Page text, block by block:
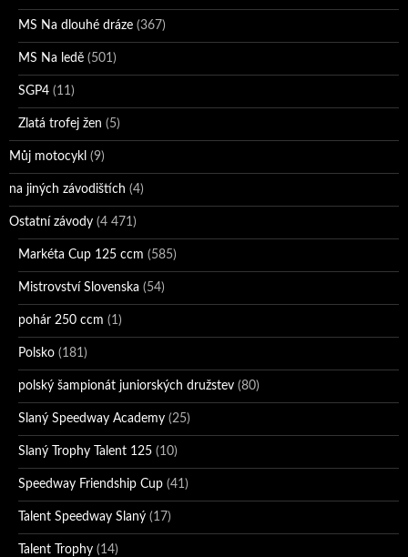
MS Na dlouhé dráze (367)
MS Na ledě (501)
SGP4 (11)
Zlatá trofej žen (5)
Můj motocykl (9)
na jiných závodištích (4)
Ostatní závody (4 471)
Markéta Cup 125 ccm (585)
Mistrovství Slovenska (54)
pohár 250 ccm (1)
Polsko (181)
polský šampionát juniorských družstev (80)
Slaný Speedway Academy (25)
Slaný Trophy Talent 125 (10)
Speedway Friendship Cup (41)
Talent Speedway Slaný (17)
Talent Trophy (14)